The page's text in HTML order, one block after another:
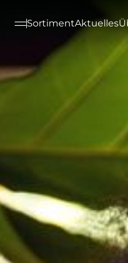
SortimentAktuelles